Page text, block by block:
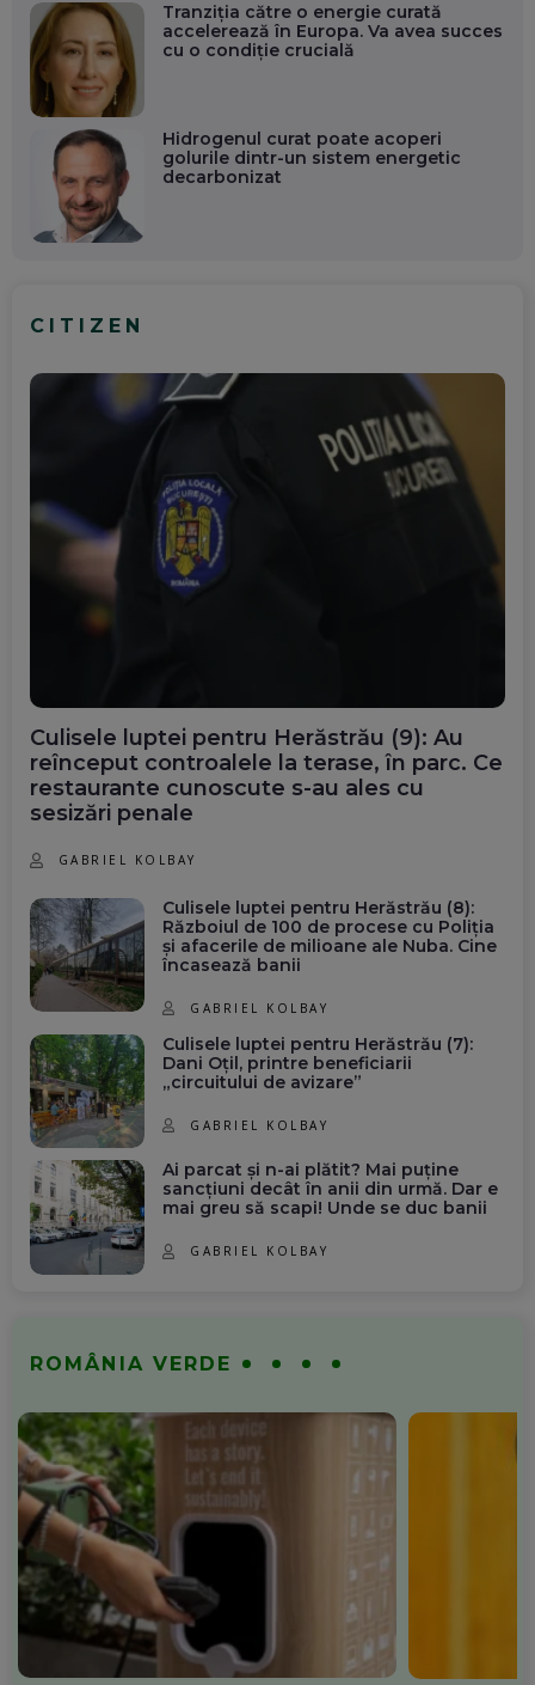
Tranziția către o energie curată
accelerează în Europa. Va avea succes
cu o condiție crucială
Hidrogenul curat poate acoperi
golurile dintr-un sistem energetic
decarbonizat
CITIZEN
Culisele luptei pentru Herăstrău (9): Au
reînceput controalele la terase, în parc. Ce
restaurante cunoscute s-au ales cu
sesizări penale
GABRIEL KOLBAY
Culisele luptei pentru Herăstrău (8):
Războiul de 100 de procese cu Poliția
și afacerile de milioane ale Nuba. Cine
încasează banii
GABRIEL KOLBAY
Culisele luptei pentru Herăstrău (7):
Dani Oțil, printre beneficiarii
„circuitului de avizare”
GABRIEL KOLBAY
Ai parcat și n-ai plătit? Mai puține
sancțiuni decât în anii din urmă. Dar e
mai greu să scapi! Unde se duc banii
GABRIEL KOLBAY
ROMÂNIA VERDE